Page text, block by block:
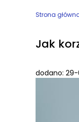
Strona
Jak
dodano: